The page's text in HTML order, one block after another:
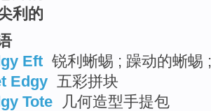
利的
Eft 锐利蜥蜴 ; 躁动的蜥蜴
Edgy 五彩拼块
Tote
几何造型手提包